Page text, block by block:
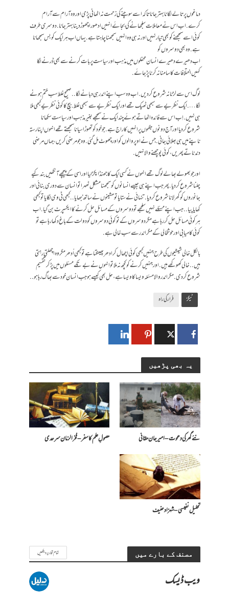
دماغوں پر تالے لگانا بہتر جانا تاکہ اسے سوچنے کی زحمت نہ اٹھانی پڑی اور وہ آرام سے آرام
کرے. اب اس نے معاملات سلجھانے کی بجائے انہیں ادھورا چھوڑ دینا بہتر جانا. دوسری طرف
کوئی اسے سمجھنے کو بھی تیار نہیں اور نہ ہی وہ انہیں سمجھنا چاہتا ہے.یہاں اب ہر ایک کو بس سمجھانا
ہے. وہ بھی دوسروں کو
اب دھیرے دھیرے انسان محفلوں میں مذہب اور سیاست پر بات کرنے سے بھی ڈرنے لگا
کہیں اختلافات کا سامنا نہ کرنا پڑ جائے.
لوگ اس سے لڑنا نہ شروع کر دیں. اب وہ سب اپنے اندر ہی دبانے لگا.. صحیح غلط سب ختم ہونے
لگا…. ایک نظریے سے سبھی ٹھیک تھے اور ایک نظریے سے سبھی غلط. بیچ کا کوئی نظریے کبھی ملا
ہی نہیں.اِب اس سے فائدہ اٹھاتے ہوئے چند ایک نے سمجھے بغیر مذہب اور سیاست سکھانا
شروع کر دیااور آج دونوں جگہوں پر انہیں کا راج ہے. جو خود کو تھوڑا سیانا سمجھتے تھے انہوں اپنا رستہ
ناپنے میں ہی بھلائی جانی. جس نے اوپر والوں کو اور چھوٹ مل گئی. وہ جو مرضی کریں، جہاں مرضی
دندناتے پھریں، کوئی پوچھنے والا نہیں.
اور جو بھولے بھالے لوگ تھے انہوں نے کسی ایک کا جھنڈا پکڑ لیا اور اسی کے پیچھے آنکھیں بند کیے
چلنا شروع کر دیا. پھر جب اپنے ہی جیسے انسانوں کو سمجھنا مشکل ٹھہرا تو انسان سے دوری بنائی اور
جانوروں کو گھر لانا شروع کر دیا.تنہائی نے ستایا تو مشینوں نے ساتھ نبھایا.. کبھی ٹی وی لگایا تو کبھی
کھایا پیا.. جب اپنے مسئلے نہیں سلجھے تو دوسروں کے مسائل حل کرنے کا ایکسپرٹ بن گیا. اب
ہر کوئی مسائل حل کر رہا ہے مگر دوسروں کے تو کوئی دوسروں کو دولت کے باغ دکھا رہا ہے تو
کوئی کامیابی اور حوشخالی کے مگر اندر سے سب خالی ہے.
بالکل خالی شیشیوں کی طرح جنہیں کبھی کوئی اچھال کر ادھر پھینکتا ہے تو کبھی اُدھر مگر وہ اچھلتی رہتی
ہیں.. خالی کھوکھے ہیں. اور جنہیں کرنے کو کچھ نہ ملا تو انہوں نے بے تکے مسئلوں میں پڑ کر تقسیم
شروع کر دی. مگر اندر والا مسئلہ ویسا کا ویسا ہے، حل بھی کیسے ہو جب انسان خود سے بھاگ رہا ہو..
ٹیگز فرار کی راہ
یہ بھی پڑھیں
نئے گھر کی دعوت – امیرجان حقانی حصولِ علم کا سفر – فخرالزمان سرحدی
تحلیل نفیسی – شہزاد حنیف
مصنف کے بارے میں تمام تحاریر دیکھیں
ویب ڈیسک